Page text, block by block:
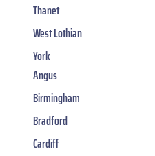
Thanet
West Lothian
York
Angus
Birmingham
Bradford
Cardiff